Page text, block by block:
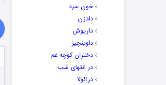
خون سرد
دادزن
داریوش
داوینچیز
دختران کوچه غم
در انتهای شب
دراکولا